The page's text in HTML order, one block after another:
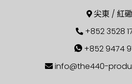
尖東 / 紅磡
+852 3528
+852 9474
info@the440-